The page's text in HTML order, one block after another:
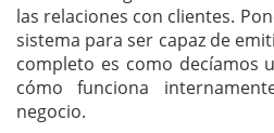
las relaciones con clientes.
sistema para ser capaz de
completo es como decíamos
cómo funciona
negocio.